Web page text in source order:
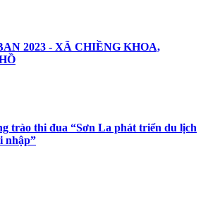
2023 - XÃ CHIỀNG KHOA,
trào thi đua “Sơn La phát triển du lịch
nhập”